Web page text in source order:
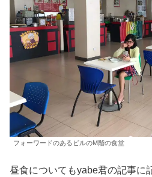
フォーワードのあるビルのM階の食堂
昼食についてもyabe君の記事に